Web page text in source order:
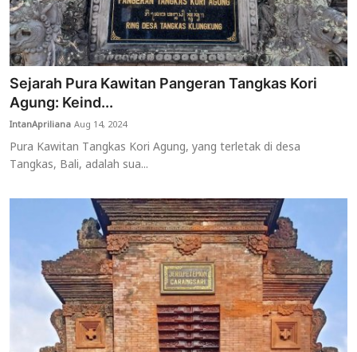
Sejarah Pura Kawitan Pangeran Tangkas Kori
Agung: Keind...
IntanAprilianaAug 14, 2024
Pura Kawitan Tangkas Kori Agung, yang terletak di desa
Tangkas, Bali, adalah sua...